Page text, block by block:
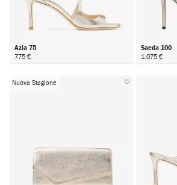
Azia 75
775 €
Saeda 100
1.075 €
Nuova Stagione